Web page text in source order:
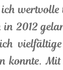
2012
konnte.